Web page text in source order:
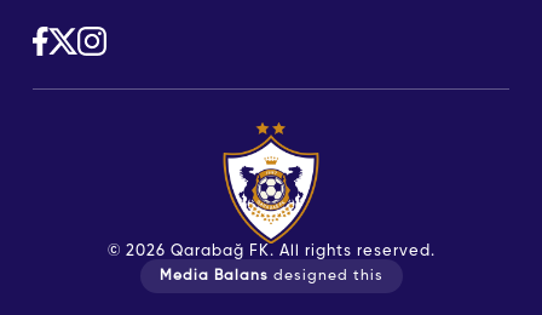
© 2026 Qarabağ FK. All rights reserved.
Media Balans designed this